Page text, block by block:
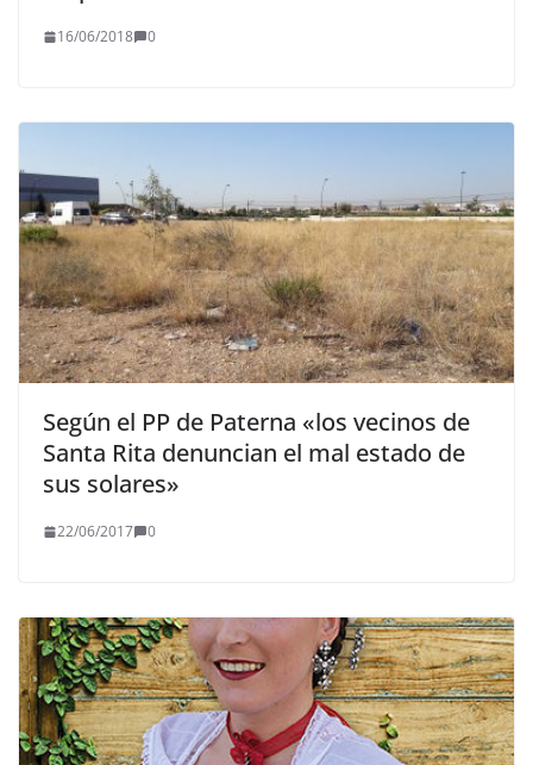
16/06/2018 0
Según el PP de Paterna «los vecinos de
Santa Rita denuncian el mal estado de
sus solares»
22/06/2017 0